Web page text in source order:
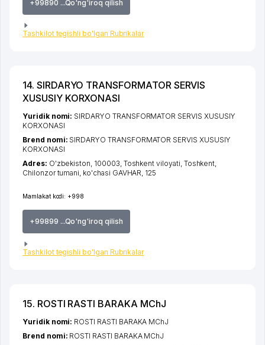
+99890 ...Qo'ng'iroq qilish
Tashkilot tegishli bo'lgan Rubrikalar
14. SIRDARYO TRANSFORMATOR SERVIS
XUSUSIY KORXONASI
Mamlakat kodi: +998
+99899 ...Qo'ng'iroq qilish
Tashkilot tegishli bo'lgan Rubrikalar
Yuridik nomi: SIRDARYO TRANSFORMATOR SERVIS XUSUSIY
KORXONASI
Brend nomi: SIRDARYO TRANSFORMATOR SERVIS XUSUSIY
KORXONASI
Adres: O'zbekiston, 100003, Toshkent viloyati Toshkent
Chilonzor tumani ko'chasi GAVHAR , 125
15. ROSTI RASTI BARAKA MChJ
Yuridik nomi: ROSTI RASTI BARAKA MChJ
Brend nomi: ROSTI RASTI BARAKA MChJ